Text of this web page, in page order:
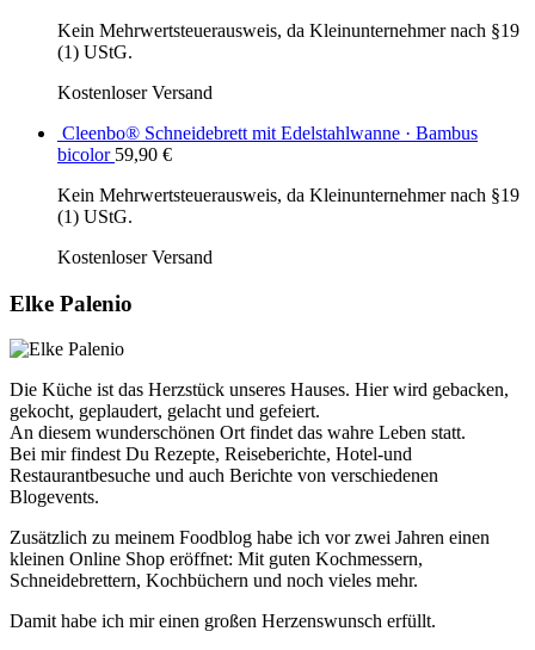
Kein Mehrwertsteuerausweis, da Kleinunternehmer nach §19
(1) UStG.
Kostenloser Versand
Cleenbo® Schneidebrett mit Edelstahlwanne · Bambus
bicolor 59,90 €
Kein Mehrwertsteuerausweis, da Kleinunternehmer nach §19
(1) UStG.
Kostenloser Versand
Elke Palenio
Die Küche ist das Herzstück unseres Hauses. Hier wird gebacken,
gekocht, geplaudert, gelacht und gefeiert.
An diesem wunderschönen Ort findet das wahre Leben statt.
Bei mir findest Du Rezepte, Reiseberichte, Hotel-und
Restaurantbesuche und auch Berichte von verschiedenen
Blogevents.
Zusätzlich zu meinem Foodblog habe ich vor zwei Jahren einen
kleinen Online Shop eröffnet: Mit guten Kochmessern,
Schneidebrettern, Kochbüchern und noch vieles mehr.
Damit habe ich mir einen großen Herzenswunsch erfüllt.